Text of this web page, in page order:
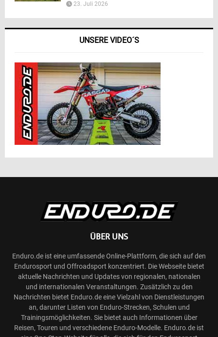
23. Juli 2026
UNSERE VIDEO´S
ÜBER UNS
Enduro.de ist eine umfassende Online-Plattform, die sich auf den
Endurosport und Offroadsport konzentriert. Die Webseite bietet
aktuelle Nachrichten und Updates von regionalen, nationalen
und internationalen Veranstaltungen. Zusätzlich zu den
Nachrichten bietet Enduro.de eine Vielzahl von Dienstleistungen
an, darunter Listen von Enduro-Strecken, Schulen und
Trainingsmöglichkeiten. Sie bietet auch Informationen über
Reisen, Touren und verschiedene Enduro-Modelle. Enduro.de ist